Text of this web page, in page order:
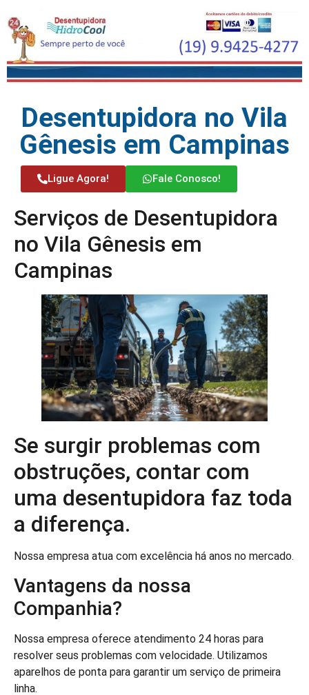
Desentupidora no Vila
Gênesis em Campinas
Ligue Agora! Fale Conosco!
Serviços de Desentupidora
no Vila Gênesis em
Campinas
Se surgir problemas com
obstruções, contar com
uma desentupidora faz toda
a diferença.
Nossa empresa atua com excelência há anos no mercado.
Vantagens da nossa
Companhia?
Nossa empresa oferece atendimento 24 horas para
resolver seus problemas com velocidade. Utilizamos
aparelhos de ponta para garantir um serviço de primeira
linha.